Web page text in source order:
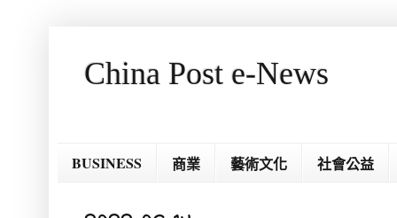
China Post e-News
BUSINESS 商業 藝術文化 社會公益